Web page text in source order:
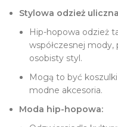
Stylowa odzież
Hip-hopowa odzież
współczesnej
osobisty styl.
Mogą to być
modne akcesoria.
Moda hip-hopowa: